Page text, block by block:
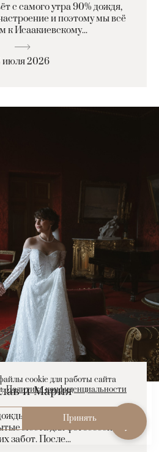
с самого утра 90% дождя,
и поэтому мы всё
к Исаакиевскому...
июля 2026
и Мария
но когда в плане дня
места для фотосессии, нет
забот. После...
cookie для работы сайта
Политика конфиденциальности
Принять